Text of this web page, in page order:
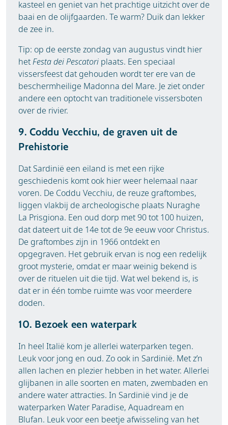
kasteel en geniet van het prachtige uitzicht over de
baai en de olijfgaarden. Te warm? Duik dan lekker
de zee in.
Tip: op de eerste zondag van augustus vindt hier
hetFesta dei Pescatori plaats. Een speciaal
vissersfeest dat gehouden wordt ter ere van de
beschermheilige Madonna del Mare. Je ziet onder
andere een optocht van traditionele vissersboten
over de rivier.
9. Coddu Vecchiu, de graven uit de
Prehistorie
Dat Sardinië een eiland is met een rijke
geschiedenis komt ook hier weer helemaal naar
voren. De Coddu Vecchiu, de reuze graftombes,
liggen vlakbij de archeologische plaats Nuraghe
La Prisgiona. Een oud dorp met 90 tot 100 huizen,
dat dateert uit de 14e tot de 9e eeuw voor Christus.
De graftombes zijn in 1966 ontdekt en
opgegraven. Het gebruik ervan is nog een redelijk
groot mysterie, omdat er maar weinig bekend is
over de rituelen uit die tijd. Wat wel bekend is, is
dat er in één tombe ruimte was voor meerdere
doden.
10. Bezoek een waterpark
In heel Italië kom je allerlei waterparken tegen.
Leuk voor jong en oud. Zo ook in Sardinië. Met z’n
allen lachen en plezier hebben in het water. Allerlei
glijbanen in alle soorten en maten, zwembaden en
andere water attracties. In Sardinië vind je de
waterparken Water Paradise, Aquadream en
Blufan. Leuk voor een beetje afwisseling van het